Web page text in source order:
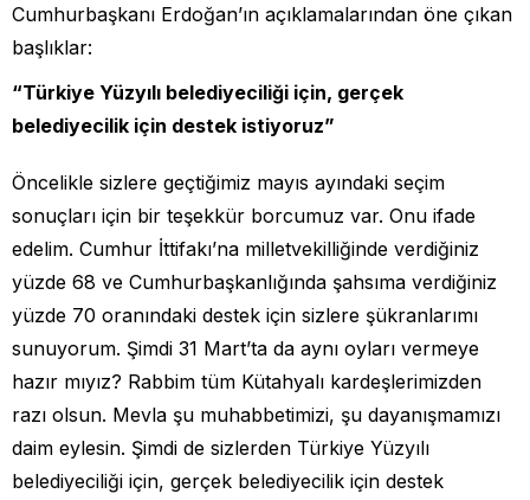
Cumhurbaşkanı Erdoğan’ın açıklamalarından öne çıkan
başlıklar:
“Türkiye Yüzyılı belediyeciliği için, gerçek
belediyecilik için destek istiyoruz”
Öncelikle sizlere geçtiğimiz mayıs ayındaki seçim
sonuçları için bir teşekkür borcumuz var. Onu ifade
edelim. Cumhur İttifakı’na milletvekilliğinde verdiğiniz
yüzde 68 ve Cumhurbaşkanlığında şahsıma verdiğiniz
yüzde 70 oranındaki destek için sizlere şükranlarımı
sunuyorum. Şimdi 31 Mart’ta da aynı oyları vermeye
hazır mıyız? Rabbim tüm Kütahyalı kardeşlerimizden
razı olsun. Mevla şu muhabbetimizi, şu dayanışmamızı
daim eylesin. Şimdi de sizlerden Türkiye Yüzyılı
belediyeciliği için, gerçek belediyecilik için destek